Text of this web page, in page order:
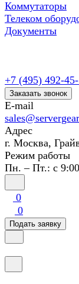
Коммутаторы
Телеком
Документы
+7 (495) 492-
Заказать звонок
E-mail
Адрес
г. Москва,
Режим работы
Пн. – Пт.: с
0
0
Подать заявку